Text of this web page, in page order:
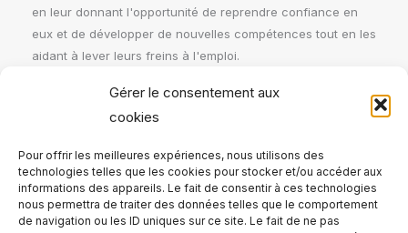
Gérer le consentement aux
cookies
Pour offrir les meilleures expériences, nous utilisons des
technologies telles que les cookies pour stocker et/ou accéder aux
informations des appareils. Le fait de consentir à ces technologies
nous permettra de traiter des données telles que le comportement
de navigation ou les ID uniques sur ce site. Le fait de ne pas
en leur donnant l'opportunité de reprendre confiance en
eux et de développer de nouvelles compétences tout en les
aidant à lever leurs freins à l'emploi.
OÙ TROUVER IDÉES DE SAISON
commerces de la métropole lilloise.
Trouvez le plus proche de chez vous.